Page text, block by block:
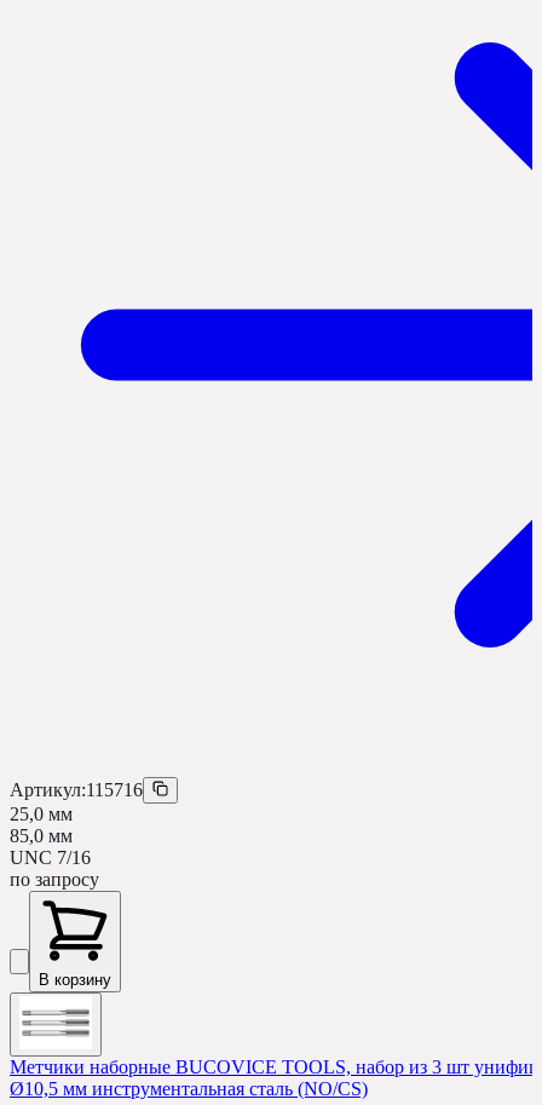
Артикул:115716
25,0 мм
85,0 мм
UNC 7/16
по запросу
В корзину
Метчики наборные BUCOVICE TOOLS, набор из 3 шт
Ø10,5 мм инструментальная сталь (NO/CS)